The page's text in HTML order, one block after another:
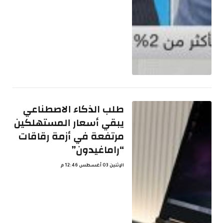
طلب الذكاء الاصطناعي
يبقي أسعار المستهلكين
مرتفعة في أزمة رقاقات
“راماغيدون”
الإثنين 03 أغسطس 12:46 م